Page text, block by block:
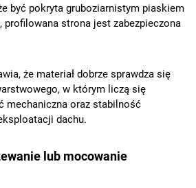
być pokryta gruboziarnistym piaskiem
profilowana strona jest zabezpieczona
że materiał dobrze sprawdza się
w którym liczą się
mechaniczna oraz stabilność
dachu.
lub mocowanie